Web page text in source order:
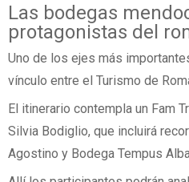
Las bodegas
protagonistas del
Uno de los ejes más
vínculo entre el Turismo de
El itinerario contempla un Fam
Silvia Bodiglio, que incluirá
Agostino y Bodega Tempus